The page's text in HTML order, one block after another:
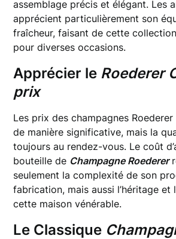
assemblage précis et élégant. Les
apprécient particulièrement son
fraîcheur, faisant de cette
pour diverses occasions.
Apprécier le Roederer
prix
Les prix des champagnes
de manière significative, mais la
toujours au rendez-vous. Le coût
bouteille de Champagne Roederer
seulement la complexité de son
fabrication, mais aussi l’héritage
cette maison vénérable.
Le Classique